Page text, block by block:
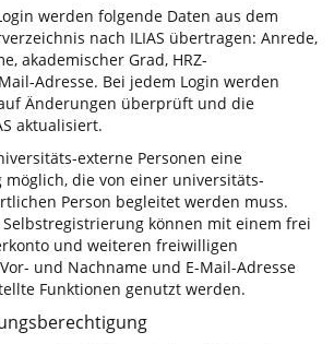
werden folgende Daten aus dem
nach ILIAS übertragen: Anrede,
akademischer Grad, HRZ-
Adresse. Bei jedem Login werden
Änderungen überprüft und die
aktualisiert.
externe Personen eine
die von einer universitäts-
Person begleitet werden muss.
können mit einem frei
und weiteren freiwilligen
und Nachname und E-Mail-Adresse
Funktionen genutzt werden.